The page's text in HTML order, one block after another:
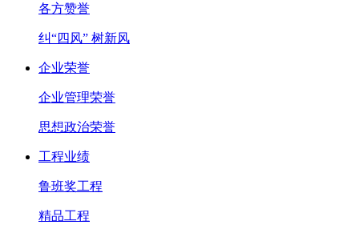
各方赞誉
纠“四风” 树新风
企业荣誉
企业管理荣誉
思想政治荣誉
工程业绩
鲁班奖工程
精品工程